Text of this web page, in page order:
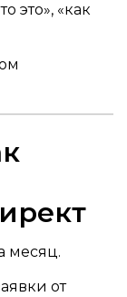
это», «как
месяц.
от